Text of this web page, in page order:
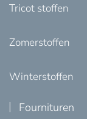
Tricot stoffen
Zomerstoffen
Winterstoffen
Fournituren